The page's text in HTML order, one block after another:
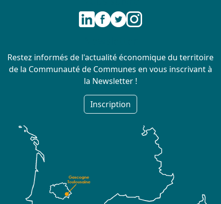
Restez informés de l'actualité économique du territoire
de la Communauté de Communes en vous inscrivant à
la Newsletter !
Inscription